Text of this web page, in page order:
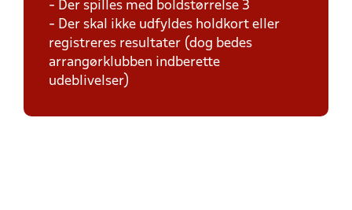
- Der spilles med boldstørrelse 3
- Der skal ikke udfyldes holdkort eller
registreres resultater (dog bedes
arrangørklubben indberette
udeblivelser)